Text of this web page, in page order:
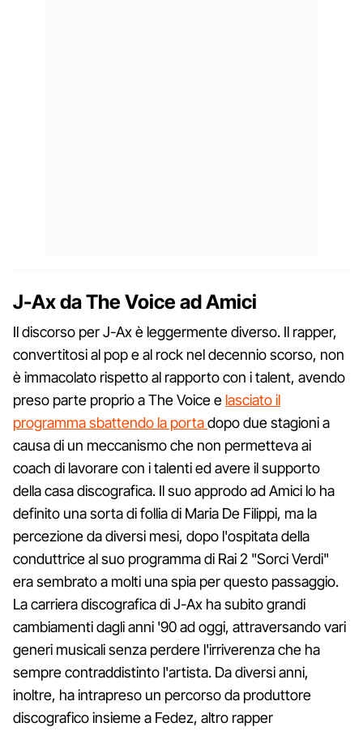
J-Ax da The Voice ad Amici
Il discorso per J-Ax è leggermente diverso. Il rapper,
convertitosi al pop e al rock nel decennio scorso, non
è immacolato rispetto al rapporto con i talent, avendo
preso parte proprio a The Voice e lasciato il
programma sbattendo la portadopo due stagioni a
causa di un meccanismo che non permetteva ai
coach di lavorare con i talenti ed avere il supporto
della casa discografica. Il suo approdo ad Amici lo ha
definito una sorta di follia di Maria De Filippi, ma la
percezione da diversi mesi, dopo l'ospitata della
conduttrice al suo programma di Rai 2 "Sorci Verdi"
era sembrato a molti una spia per questo passaggio.
La carriera discografica di J-Ax ha subito grandi
cambiamenti dagli anni '90 ad oggi, attraversando vari
generi musicali senza perdere l'irriverenza che ha
sempre contraddistinto l'artista. Da diversi anni,
inoltre, ha intrapreso un percorso da produttore
discografico insieme a Fedez, altro rapper